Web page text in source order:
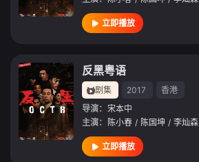
立即播放
反黑粤语
剧集 2017
香港
导演： 宋本中
主演：
陈小春 / 陈国坤 / 李灿森
立即播放